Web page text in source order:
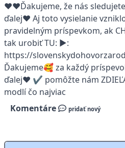
❤️❤️Ďakujeme, že nás sledujete!!
ďalej❤️ Aj toto vysielanie
pravidelným príspevkom, ak
tak urobiť TU: ▶:
https://
Ďakujeme🥰 za každý príspevok.
ďalej❤️ ✔️ pomôžte nám
modlí čo najviac
Komentáre
pridať nový